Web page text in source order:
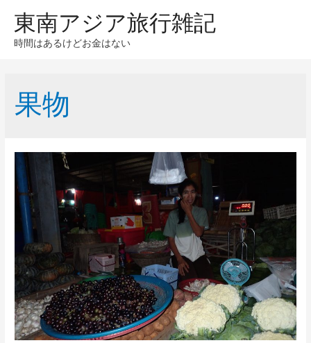
東南アジア旅行雑記
時間はあるけどお金はない
果物